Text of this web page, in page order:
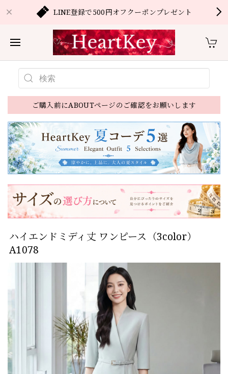
LINE登録で500円オフクーポンプレゼント
ご購入前にABOUTページのご確認をお願いします
ハイエンドミディ丈 ワンピース（3color）
A1078